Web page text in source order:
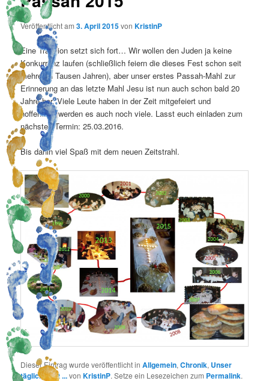
Veröffentlicht am3. April 2015vonKristinP
Eine Tradition setzt sich fort… Wir wollen den Juden ja keine
Konkurrenz laufen (schließlich feiern die dieses Fest schon seit
mehreren Tausen Jahren), aber unser erstes Passah-Mahl zur
Erinnerung an das letzte Mahl Jesu ist nun auch schon bald 20
Jahre her. Viele Leute haben in der Zeit mitgefeiert und
hoffentlich werden es auch noch viele. Lasst euch einladen zum
nächsten Termin: 25.03.2016.
Bis dahin viel Spaß mit dem neuen Zeitstrahl.
Dieser Eintrag wurde veröffentlicht inAllgemein,Chronik, Unser
täglich Brot ...vonKristinP. Setze ein Lesezeichen zum Permalink.